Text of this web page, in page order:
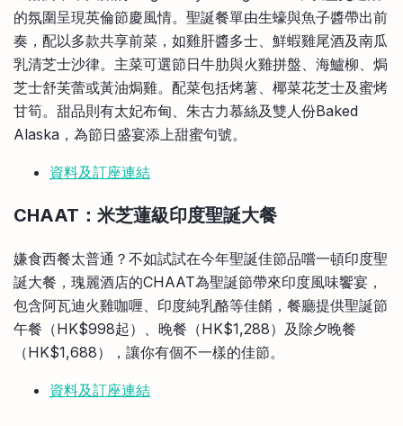
的氛圍呈現英倫節慶風情。聖誕餐單由生蠔與魚子醬帶出前
奏，配以多款共享前菜，如雞肝醬多士、鮮蝦雞尾酒及南瓜
乳清芝士沙律。主菜可選節日牛肋與火雞拼盤、海鱸柳、焗
芝士舒芙蕾或黃油焗雞。配菜包括烤薯、椰菜花芝士及蜜烤
甘筍。甜品則有太妃布甸、朱古力慕絲及雙人份Baked
Alaska，為節日盛宴添上甜蜜句號。
資料及訂座連結
CHAAT：米芝蓮級印度聖誕大餐
嫌食西餐太普通？不如試試在今年聖誕佳節品嚐一頓印度聖
誕大餐，瑰麗酒店的CHAAT為聖誕節帶來印度風味饗宴，
包含阿瓦迪火雞咖喱、印度純乳酪等佳餚，餐廳提供聖誕節
午餐（HK$998起）、晚餐（HK$1,288）及除夕晚餐
（HK$1,688），讓你有個不一樣的佳節。
資料及訂座連結